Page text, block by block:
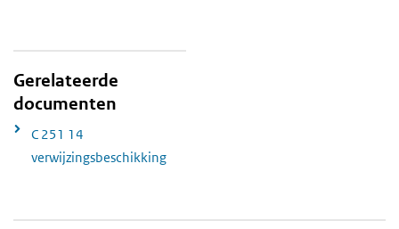
Gerelateerde
documenten
C 251 14
verwijzingsbeschikking